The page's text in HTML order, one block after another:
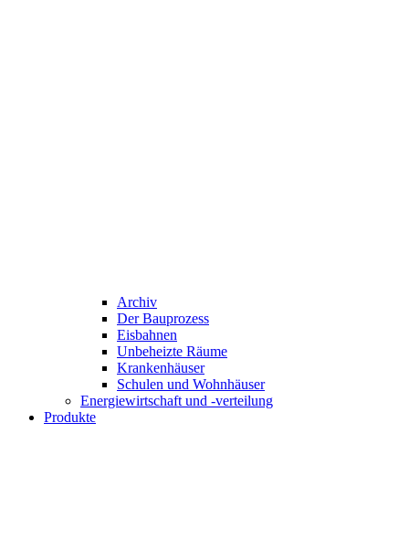
Archiv
Der Bauprozess
Eisbahnen
Unbeheizte Räume
Krankenhäuser
Schulen und Wohnhäuser
Energiewirtschaft und -verteilung
Produkte